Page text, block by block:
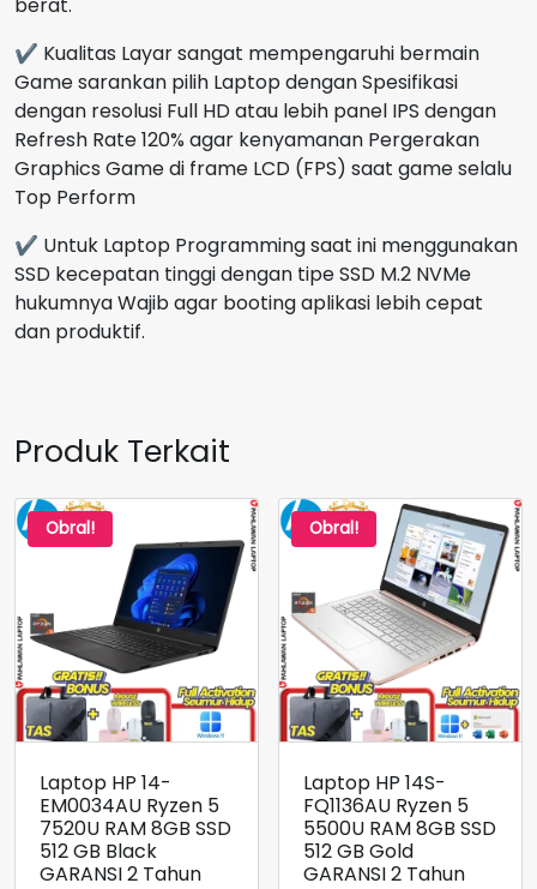
✔ Kualitas Layar sangat mempengaruhi bermain
Game sarankan pilih Laptop dengan Spesifikasi
dengan resolusi Full HD atau lebih panel IPS dengan
Refresh Rate 120% agar kenyamanan Pergerakan
Graphics Game di frame LCD (FPS) saat game selalu
Top Perform
✔ Untuk Laptop Programming saat ini menggunakan
SSD kecepatan tinggi dengan tipe SSD M.2 NVMe
hukumnya Wajib agar booting aplikasi lebih cepat
dan produktif.
Produk Terkait
Obral!
Laptop HP 14-
EM0034AU Ryzen 5
7520U RAM 8GB SSD
512 GB Black
GARANSI 2 Tahun
Obral!
Laptop HP 14S-
FQ1136AU Ryzen 5
5500U RAM 8GB SSD
512 GB Gold
GARANSI 2 Tahun